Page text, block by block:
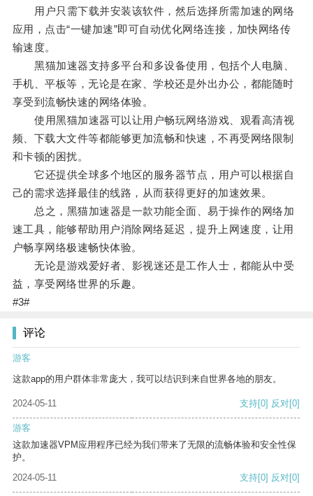
用户只需下载并安装该软件，然后选择所需加速的网络
应用，点击“一键加速”即可自动优化网络连接，加快网络传
输速度。
黑猫加速器支持多平台和多设备使用，包括个人电脑、
手机、平板等，无论是在家、学校还是外出办公，都能随时
享受到流畅快速的网络体验。
使用黑猫加速器可以让用户畅玩网络游戏、观看高清视
频、下载大文件等都能够更加流畅和快速，不再受网络限制
和卡顿的困扰。
它还提供全球多个地区的服务器节点，用户可以根据自
己的需求选择最佳的线路，从而获得更好的加速效果。
总之，黑猫加速器是一款功能全面、易于操作的网络加
速工具，能够帮助用户消除网络延迟，提升上网速度，让用
户畅享网络极速畅快体验。
无论是游戏爱好者、影视迷还是工作人士，都能从中受
益，享受网络世界的乐趣。
#3#
评论
游客
这款app的用户群体非常庞大，我可以结识到来自世界各地的朋友。
2024-05-11 支持[0] 反对[0]
游客
这款加速器VPM应用程序已经为我们带来了无限的流畅体验和安全性保
护。
2024-05-11
支持[0] 反对[0]